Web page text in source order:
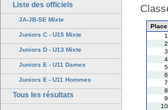
Liste des officiels
JA-JB-SE Mixte
Juniors C - U15 Mixte
Juniors D - U13 Mixte
Juniors E - U11 Dames
Juniors E - U11 Hommes
Tous les résultats
Place
1.
2.
3.
4.
5.
6.
7.
8.
9.
10.